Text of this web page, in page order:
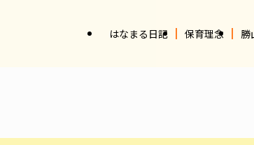
はなまる日記 保育理念 勝